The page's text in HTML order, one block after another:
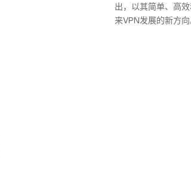
出，以其简单、高
来VPN发展的新方向